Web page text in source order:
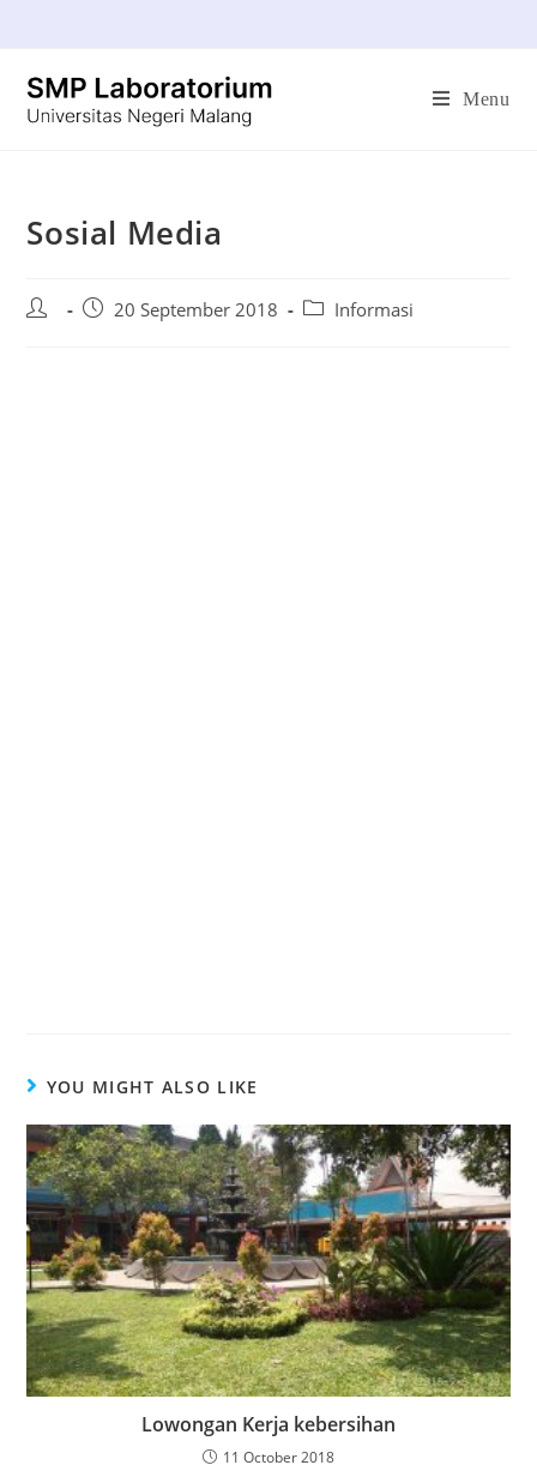
Menu
Sosial Media
20 September 2018 Informasi
YOU MIGHT ALSO LIKE
Lowongan Kerja kebersihan
11 October 2018